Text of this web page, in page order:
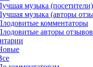
музыка (посетители)
музыка (авторы
комментаторы
авторы отзывов